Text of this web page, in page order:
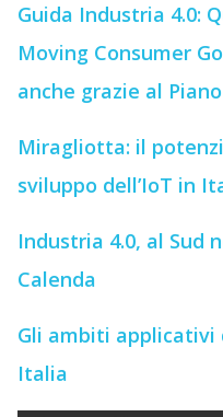
Guida Industria 4.0:
Moving Consumer
anche grazie al
Miragliotta: il
sviluppo dell’IoT in
Industria 4.0, al Sud
Calenda
Gli ambiti applicativi
Italia